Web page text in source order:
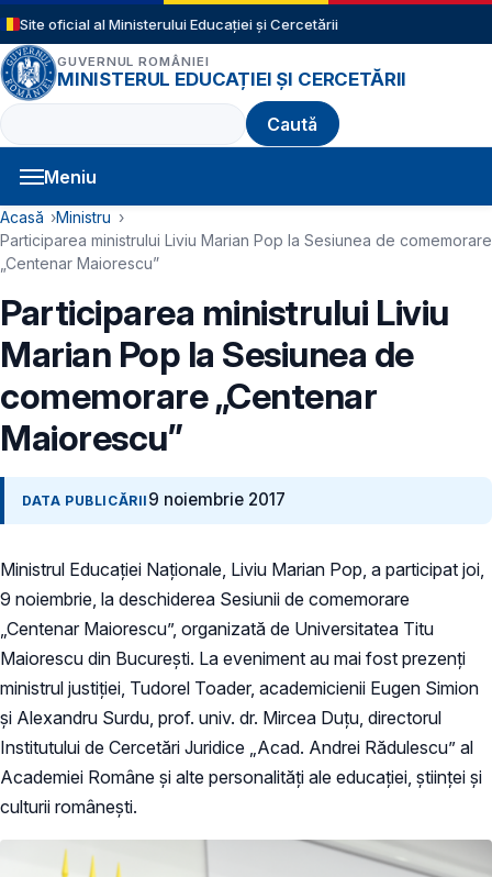
Sari la conținutul principal
Site oficial al Ministerului Educației și Cercetării
GUVERNUL ROMÂNIEI
MINISTERUL EDUCAȚIEI ȘI CERCETĂRII
Caută
Meniu
Navigație principală
Cale de navigare
Acasă
Ministru
Participarea ministrului Liviu Marian Pop la Sesiunea de comemorare
„Centenar Maiorescu”
Participarea ministrului Liviu
Marian Pop la Sesiunea de
comemorare „Centenar
Maiorescu”
DATA PUBLICĂRII 9 noiembrie 2017
Ministrul Educației Naționale, Liviu Marian Pop, a participat joi,
9 noiembrie, la deschiderea Sesiunii de comemorare
„Centenar Maiorescu”, organizată de Universitatea Titu
Maiorescu din București. La eveniment au mai fost prezenți
ministrul justiției, Tudorel Toader, academicienii Eugen Simion
și Alexandru Surdu, prof. univ. dr. Mircea Duțu, directorul
Institutului de Cercetări Juridice „Acad. Andrei Rădulescu” al
Academiei Române și alte personalități ale educației, științei și
culturii românești.